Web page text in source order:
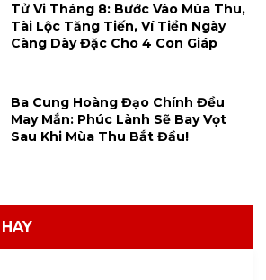
Tử Vi Tháng 8: Bước Vào Mùa Thu,
Tài Lộc Tăng Tiến, Ví Tiền Ngày
Càng Dày Đặc Cho 4 Con Giáp
Ba Cung Hoàng Đạo Chính Đều
May Mắn: Phúc Lành Sẽ Bay Vọt
Sau Khi Mùa Thu Bắt Đầu!